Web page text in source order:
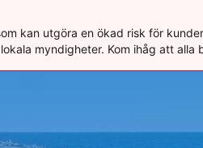
kan utgöra en ökad risk för
myndigheter. Kom ihåg att